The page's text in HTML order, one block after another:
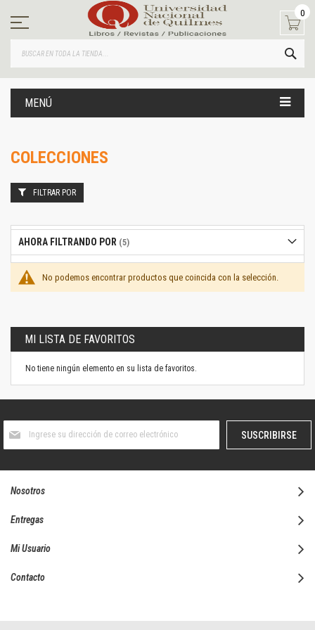
contenido
0
MENÚ
COLECCIONES
No podemos encontrar productos que coincida con la selección.
FILTRAR POR
AHORA FILTRANDO POR
MI LISTA DE FAVORITOS
No tiene ningún elemento en su lista de favoritos.
boletín
SUSCRIBIRSE
Nosotros
Entregas
Mi Usuario
Contacto